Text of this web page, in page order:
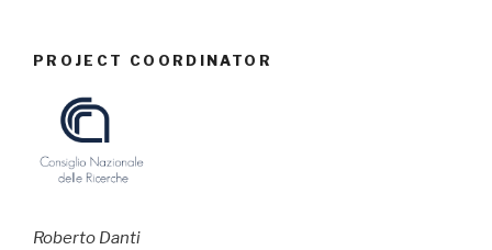
PROJECT COORDINATOR
Roberto Danti